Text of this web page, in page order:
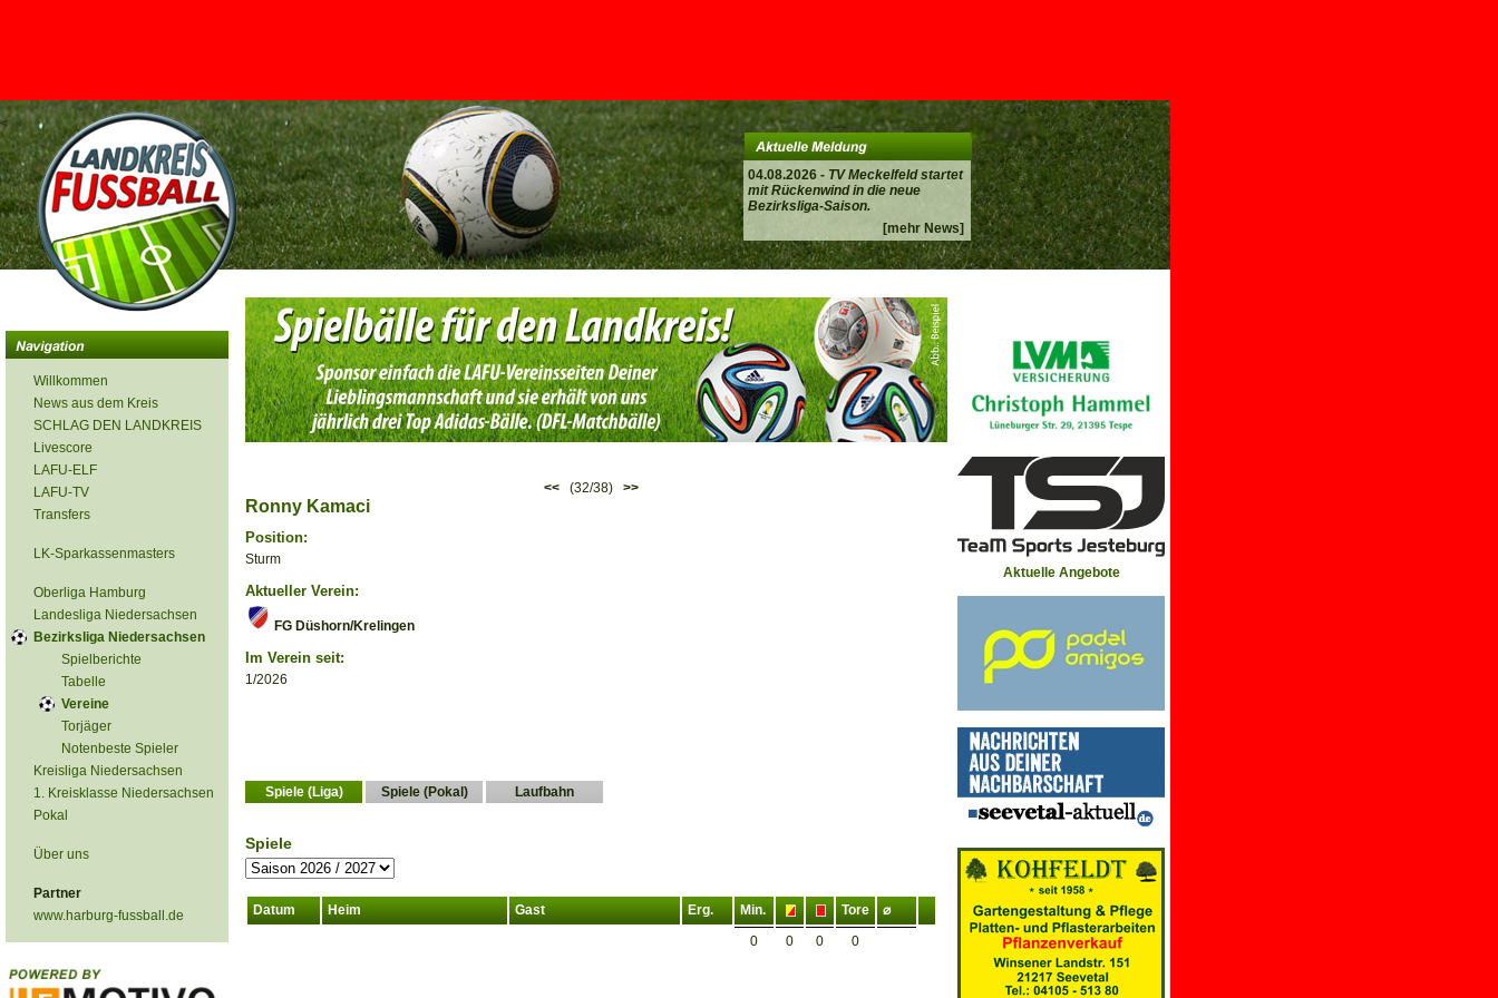
04.08.2026 - TV Meckelfeld startet
mit Rückenwind in die neue
Bezirksliga-Saison.
[mehr News]
<
Willkommen
News aus dem Kreis
SCHLAG DEN LANDKREIS
Livescore
LAFU-ELF
LAFU-TV
Transfers
LK-Sparkassenmasters
Oberliga Hamburg
Landesliga Niedersachsen
Bezirksliga Niedersachsen
Spielberichte
Tabelle
Vereine
Torjäger
Notenbeste Spieler
Kreisliga Niedersachsen
1. Kreisklasse Niedersachsen
Pokal
Über uns
Partner
www.harburg-fussball.de
<< (32/38) >>
Ronny Kamaci
Position:
Sturm
Aktueller Verein:
FG Düshorn/Krelingen
Im Verein seit:
1/2026
Spiele (Liga) Spiele (Pokal) Laufbahn
Spiele
Datum Heim Gast Erg. Min. Tore
⌀
0
0 0 0
Aktuelle Angebote